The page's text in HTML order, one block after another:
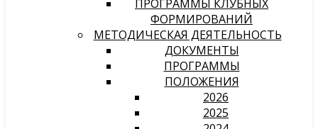
ПРОГРАММЫ КЛУБНЫХ
ФОРМИРОВАНИЙ
МЕТОДИЧЕСКАЯ ДЕЯТЕЛЬНОСТЬ
ДОКУМЕНТЫ
ПРОГРАММЫ
ПОЛОЖЕНИЯ
2026
2025